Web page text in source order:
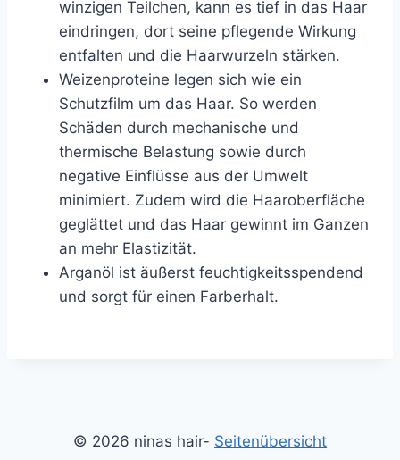
winzigen Teilchen, kann es tief in das Haar
eindringen, dort seine pflegende Wirkung
entfalten und die Haarwurzeln stärken.
Weizenproteine legen sich wie ein
Schutzfilm um das Haar. So werden
Schäden durch mechanische und
thermische Belastung sowie durch
negative Einflüsse aus der Umwelt
minimiert. Zudem wird die Haaroberfläche
geglättet und das Haar gewinnt im Ganzen
an mehr Elastizität.
Arganöl ist äußerst feuchtigkeitsspendend
und sorgt für einen Farberhalt.
© 2026 ninas hair- Seitenübersicht